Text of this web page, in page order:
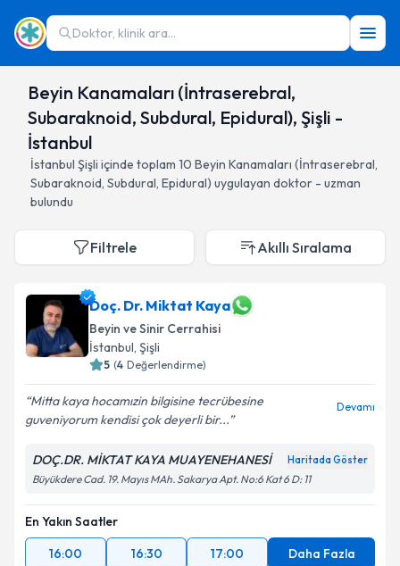
Doktor, klinik ara...
Beyin Kanamaları (İntraserebral,
Subaraknoid, Subdural, Epidural), Şişli -
İstanbul
İstanbul Şişli içinde toplam 10 Beyin Kanamaları (İntraserebral,
Subaraknoid, Subdural, Epidural) uygulayan doktor - uzman
bulundu
Filtrele Akıllı Sıralama
Doç. Dr. Miktat Kaya
Beyin ve Sinir Cerrahisi
İstanbul, Şişli
5 (4 Değerlendirme)
Mitta kaya hocamızin bilgisine tecrübesine
guveniyorum kendisi çok deyerli bir...
Devamı
DOÇ.DR. MİKTAT KAYA MUAYENEHANESİ Haritada Göster
Büyükdere Cad. 19. Mayıs MAh. Sakarya Apt. No:6 Kat 6 D: 11
En Yakın Saatler
16:00
16:30 17:00 Daha Fazla